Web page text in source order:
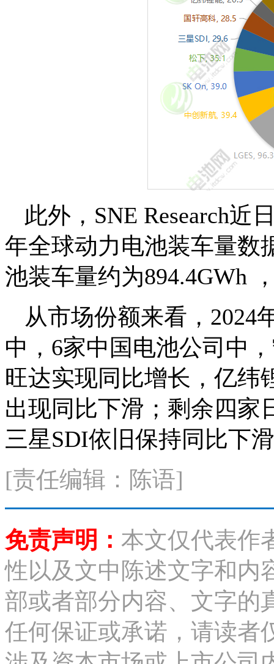
此外，SNE Research近
年全球动力电池装车量数
池装车量约为894.4GWh
从市场份额来看，2024
中，6家中国电池公司中
旺达实现同比增长，亿纬
出现同比下滑；剩余四家
三星SDI依旧保持同比下
[责任编辑：陈语]
免责声明： 本文仅代表作
性以及文中陈述文字和内
部或者部分内容、文字的
任何保证或承诺，请读者